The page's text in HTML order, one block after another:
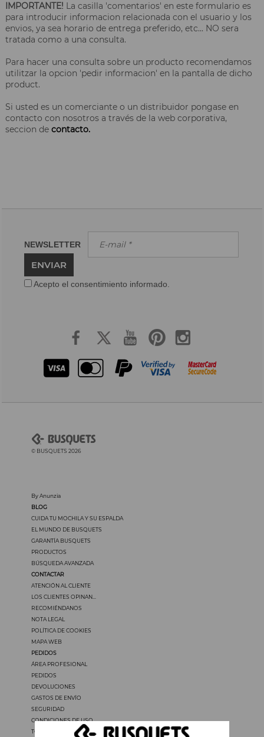
IMPORTANTE! La casilla 'comentarios' en este formulario es
para introducir informacion relacionada con el usuario y los
envios, ya sea horario de entrega preferido, etc... NO sera
tratada como a una consulta.
Para hacer una consulta sobre un producto recomendamos
utilitzar la opcion 'pedir informacion' en la pantalla de dicho
product.
Si usted es un comerciante o un distribuidor pongase en
contacto con nosotros a través de la web corporativa,
seccion de contacto.
NEWSLETTER
ENVIAR
Acepto el consentimiento informado.
© BUSQUETS 2026
By Anunzia
BLOG
CUIDA TU MOCHILA Y SU ESPALDA
EL MUNDO DE BUSQUETS
GARANTÍA BUSQUETS
PRODUCTOS
BÚSQUEDA AVANZADA
CONTACTAR
ATENCIÓN AL CLIENTE
LOS CLIENTES OPINAN...
RECOMIÉNDANOS
NOTA LEGAL
POLÍTICA DE COOKIES
MAPA WEB
PEDIDOS
ÁREA PROFESIONAL
PEDIDOS
DEVOLUCIONES
GASTOS DE ENVÍO
SEGURIDAD
CONDICIONES DE USO
TODOS LOS PRECIOS INCLUYEN IVA